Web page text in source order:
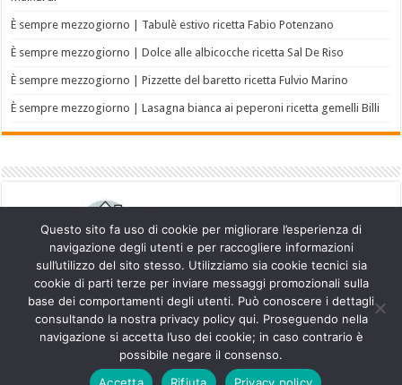
È sempre mezzogiorno | Tabulè estivo ricetta Fabio Potenzano
È sempre mezzogiorno | Dolce alle albicocche ricetta Sal De Riso
È sempre mezzogiorno | Pizzette del baretto ricetta Fulvio Marino
È sempre mezzogiorno | Lasagna bianca ai peperoni ricetta gemelli Billi
Powered byWordPress| Designed byTieLabs
Questo sito fa uso di cookie per migliorare l’esperienza di
navigazione degli utenti e per raccogliere informazioni
sull’utilizzo del sito stesso. Utilizziamo sia cookie tecnici sia
cookie di parti terze per inviare messaggi promozionali sulla
base dei comportamenti degli utenti. Può conoscere i dettagli
consultando la nostra privacy policy qui. Proseguendo nella
navigazione si accetta l’uso dei cookie; in caso contrario è
possibile negare il consenso.
Accetta
Rifiuta Privacy policy